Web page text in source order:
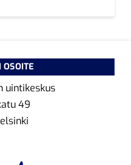
OSOITE
uintikeskus
49